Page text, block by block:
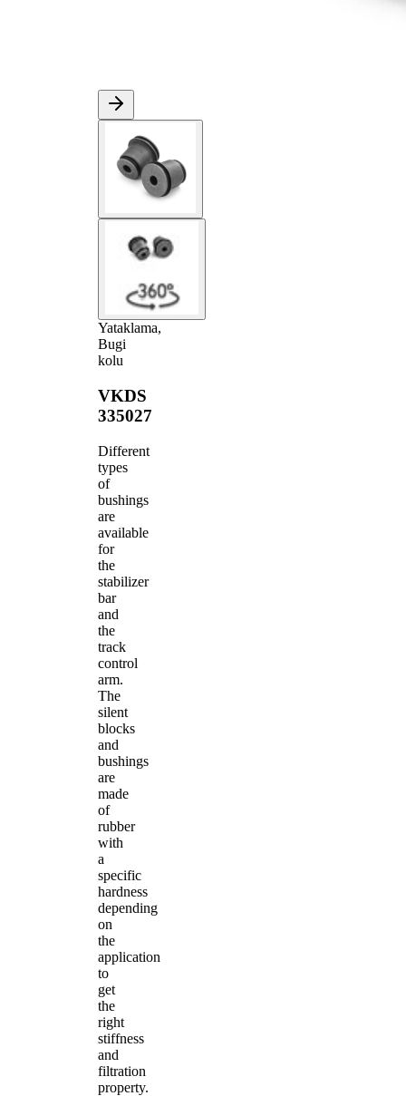
Yataklama,
Bugi
kolu
VKDS
335027
Different
types
of
bushings
are
available
for
the
stabilizer
bar
and
the
track
control
arm.
The
silent
blocks
and
bushings
are
made
of
rubber
with
a
specific
hardness
depending
on
the
application
to
get
the
right
stiffness
and
filtration
property.